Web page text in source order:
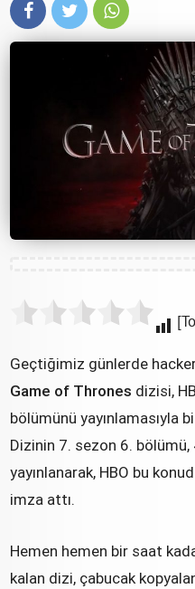
Geçtiğimiz günlerde
Game of Thrones dizisi,
bölümünü yayınlamasıyla
Dizinin 7. sezon 6.
yayınlanarak, HBO bu
imza attı.
Hemen hemen bir saat
kalan dizi, çabucak